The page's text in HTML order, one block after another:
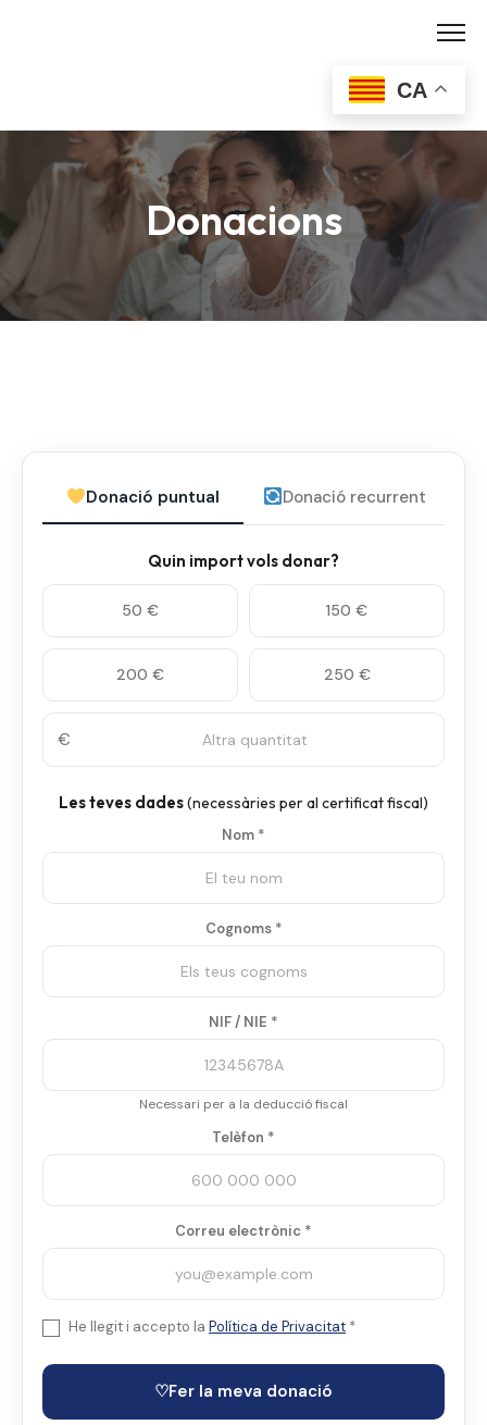
Donacions
Donació puntual Donació recurrent
Quin import vols donar?
50 € 150 €
200 € 250 €
€
Les teves dades(necessàries per al certificat fiscal)
Nom *
Cognoms *
NIF / NIE *
Necessari per a la deducció fiscal
Telèfon *
Correu electrònic *
He llegit i accepto la Política de Privacitat *
♡Fer la meva donació
CA